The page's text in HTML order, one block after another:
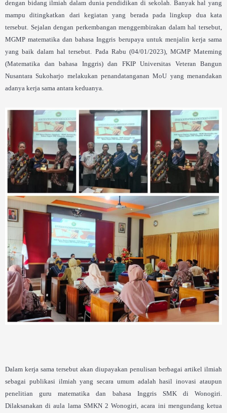
dengan bidang ilmiah dalam dunia pendidikan di sekolah. Banyak hal yang
mampu ditingkatkan dari kegiatan yang berada pada lingkup dua kata
tersebut. Sejalan dengan perkembangan menggembirakan dalam hal tersebut,
MGMP matematika dan bahasa Inggris berupaya untuk menjalin kerja sama
yang baik dalam hal tersebut. Pada Rabu (04/01/2023), MGMP Mateming
(Matematika dan bahasa Inggris) dan FKIP Universitas Veteran Bangun
Nusantara Sukoharjo melakukan penandatanganan MoU yang menandakan
adanya kerja sama antara keduanya.
Dalam kerja sama tersebut akan diupayakan penulisan berbagai artikel ilmiah
sebagai publikasi ilmiah yang secara umum adalah hasil inovasi ataupun
penelitian guru matematika dan bahasa Inggris SMK di Wonogiri.
Dilaksanakan di aula lama SMKN 2 Wonogiri, acara ini mengundang ketua